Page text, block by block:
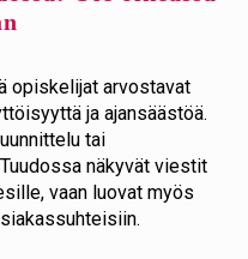
opiskelijat arvostavat
ja ajansäästöä.
tai
näkyvät viestit
vaan luovat myös